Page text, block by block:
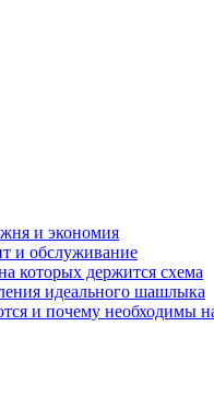
и экономия
и обслуживание
которых держится схема
идеального шашлыка
и почему необходимы